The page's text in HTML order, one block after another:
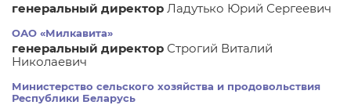
генеральный директор Ладутько Юрий Сергеевич
ОАО «Милкавита»
генеральный директор Строгий Виталий
Николаевич
Министерство сельского хозяйства и продовольствия
Республики Беларусь